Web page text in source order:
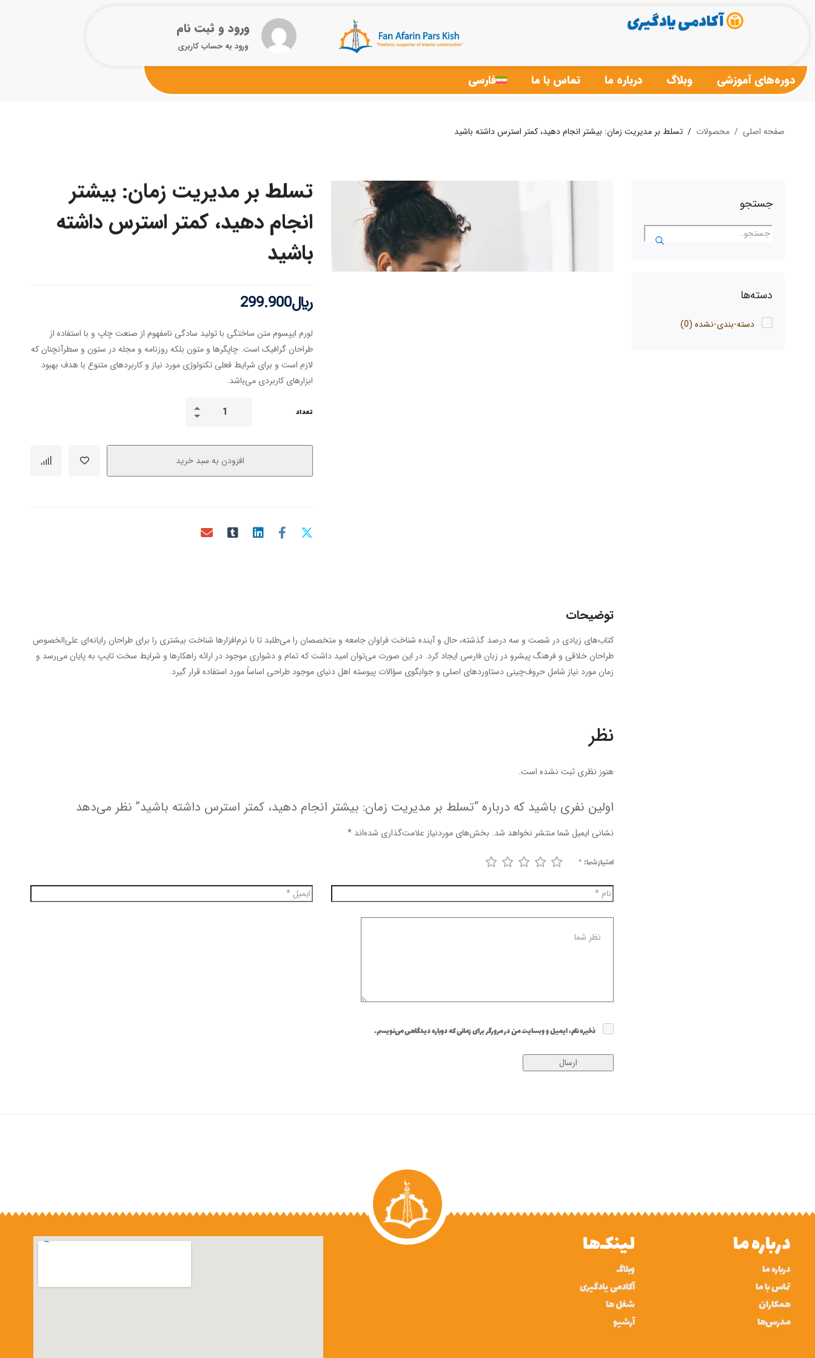
ورود و ثبت نام
ورود به حساب کاربری
دوره‌های آموزشی وبلاگ درباره ما تماس با ما فارسی
صفحه اصلی محصولات تسلط بر مدیریت زمان: بیشتر انجام دهید، کمتر استرس داشته باشید
جستجو
دسته‌ها
دسته-بندی-نشده (0)
تسلط بر مدیریت زمان: بیشتر
انجام دهید، کمتر استرس داشته
باشید
﷼299.900
لورم ایپسوم متن ساختگی با تولید سادگی نامفهوم از صنعت چاپ و با استفاده از
طراحان گرافیک است. چاپگرها و متون بلکه روزنامه و مجله در ستون و سطرآنچنان که
لازم است و برای شرایط فعلی تکنولوژی مورد نیاز و کاربردهای متنوع با هدف بهبود
ابزارهای کاربردی می‌باشد.
تعداد
افزودن به سبد خرید
توضیحات
کتاب‌های زیادی در شصت و سه درصد گذشته، حال و آینده شناخت فراوان جامعه و متخصصان را می‌طلبد تا با نرم‌افزارها شناخت بیشتری را برای طراحان رایانه‌ای علی‌الخصوص
طراحان خلاقی و فرهنگ پیشرو در زبان فارسی ایجاد کرد. در این صورت می‌توان امید داشت که تمام و دشواری موجود در ارائه راهکارها و شرایط سخت تایپ به پایان می‌رسد و
زمان مورد نیاز شامل حروف‌چینی دستاوردهای اصلی و جوابگوی سؤالات پیوسته اهل دنیای موجود طراحی اساساً مورد استفاده قرار گیرد.
نظر
هنوز نظری ثبت نشده است.
اولین نفری باشید که درباره “تسلط بر مدیریت زمان: بیشتر انجام دهید، کمتر استرس داشته باشید” نظر می‌دهد
نشانی ایمیل شما منتشر نخواهد شد. بخش‌های موردنیاز علامت‌گذاری شده‌اند *
امتیاز شما:*
ذخیره نام، ایمیل و وبسایت من در مرورگر برای زمانی که دوباره دیدگاهی می‌نویسم.
درباره ما
درباره ما
تماس با ما
همکاران
مدرس‌ها
لینک‌ها
وبلاگ
آکادمی یادگیری
شغل ها
آرشیو